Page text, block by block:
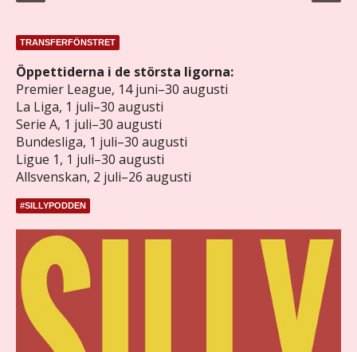
TRANSFERFÖNSTRET
Öppettiderna i de största ligorna:
Premier League, 14 juni–30 augusti
La Liga, 1 juli–30 augusti
Serie A, 1 juli–30 augusti
Bundesliga, 1 juli–30 augusti
Ligue 1, 1 juli–30 augusti
Allsvenskan, 2 juli–26 augusti
#SILLYPODDEN